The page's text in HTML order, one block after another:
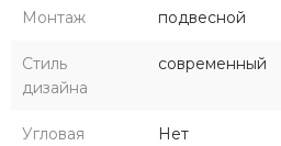
Монтаж подвесной
Стиль
дизайна
современный
Угловая
Нет